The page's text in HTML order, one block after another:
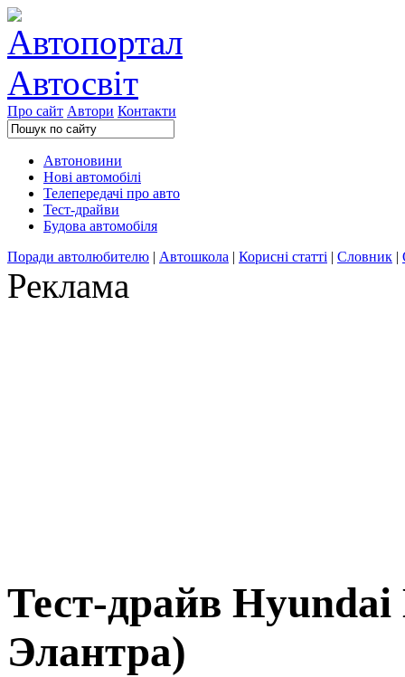
Про сайт Автори Контакти
Автоновини
Нові автомобілі
Телепередачі про авто
Тест-драйви
Будова автомобіля
Поради автолюбителю | Автошкола | Корисні статті | Словник |
Реклама
Тест-драйв
Элантра)